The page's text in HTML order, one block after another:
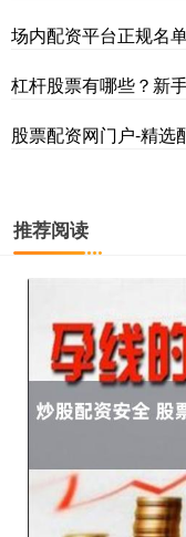
场内配资平台正规名
杠杆股票有哪些？新
股票配资网门户-精选
推荐阅读